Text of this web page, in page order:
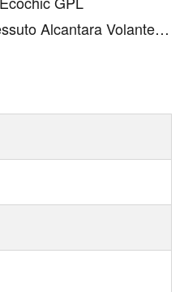
Alcantara Volante in
Autoradio mp3 Hill